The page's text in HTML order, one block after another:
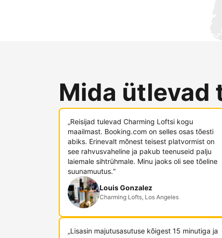
Mida ütlevad
„Reisijad tulevad Charming Loftsi kogu
maailmast. Booking.com on selles osas tõesti
abiks. Erinevalt mõnest teisest platvormist on
see rahvusvaheline ja pakub teenuseid palju
laiemale sihtrühmale. Minu jaoks oli see tõeline
suunamuutus.“
Louis Gonzalez
Charming Lofts, Los Angeles
„Lisasin majutusasutuse kõigest 15 minutiga ja